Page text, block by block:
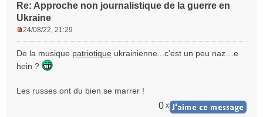
Re: Approche non journalistique de la guerre en
Ukraine
s
s
g
24/08/22, 21:29
De la musique patriotique ukrainienne...c'est un peu naz…e
hein ?
Les russes ont du bien se marrer !
0 x